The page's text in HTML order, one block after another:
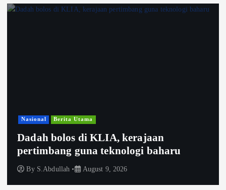
Nasional Berita Utama
Dadah bolos di KLIA, kerajaan
pertimbang guna teknologi baharu
By S.Abdullah August 9, 2026